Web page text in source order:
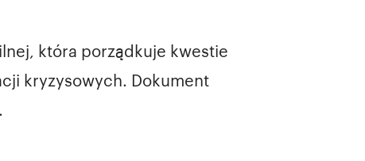
która porządkuje kwestie
kryzysowych. Dokument